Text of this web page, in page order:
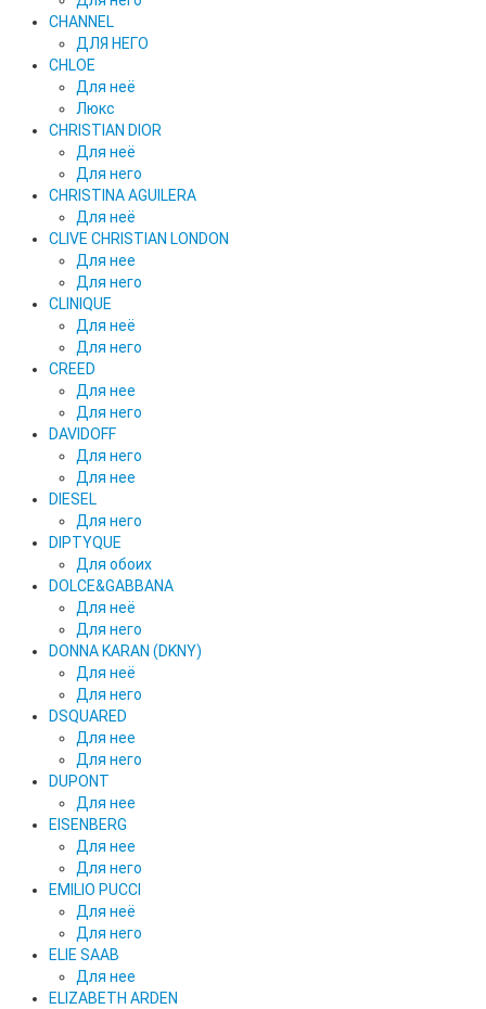
CHANNEL
ДЛЯ НЕГО
CHLOE
Для неё
Люкс
CHRISTIAN DIOR
Для неё
Для него
CHRISTINA AGUILERA
Для неё
CLIVE CHRISTIAN LONDON
Для нее
Для него
CLINIQUE
Для неё
Для него
CREED
Для нее
Для него
DAVIDOFF
Для него
Для нее
DIESEL
Для него
DIPTYQUE
Для обоих
DOLCE&GABBANA
Для неё
Для него
DONNA KARAN (DKNY)
Для неё
Для него
DSQUARED
Для нее
Для него
DUPONT
Для нее
EISENBERG
Для нее
Для него
EMILIO PUCCI
Для неё
Для него
ELIE SAAB
Для нее
ELIZABETH ARDEN